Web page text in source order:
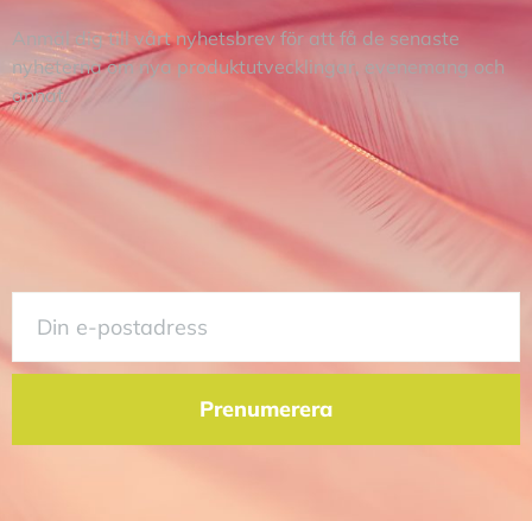
Anmäl dig till vårt nyhetsbrev för att få de senaste
nyheterna om nya produktutvecklingar, evenemang och
annat.
Prenumerera